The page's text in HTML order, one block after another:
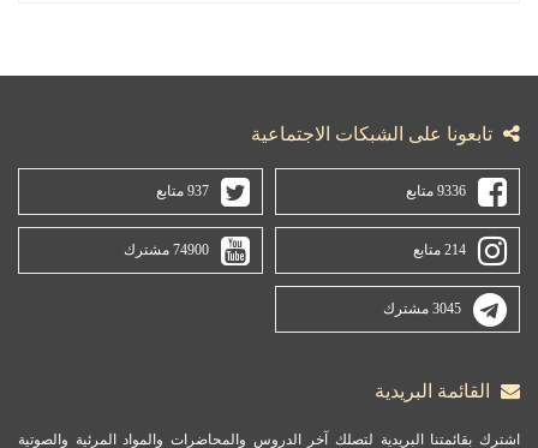
تابعونا على الشبكات الاجتماعية
9336 متابع 937 متابع
214 متابع 74900 مشترك
3045 مشترك
القائمة البريدية
اشترك بقائمتنا البريدية لتصلك آخر الدروس والمحاضرات والمواد المرئية والصوتية